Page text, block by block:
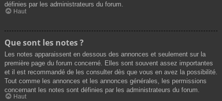
définies par les administrateurs du forum.
Haut
Que sont les notes ?
Les notes apparaissent en dessous des annonces et seulement sur la
première page du forum concerné. Elles sont souvent assez importantes
et il est recommandé de les consulter dès que vous en avez la possibilité.
Tout comme les annonces et les annonces générales, les permissions
concernant les notes sont définies par les administrateurs du forum.
Haut